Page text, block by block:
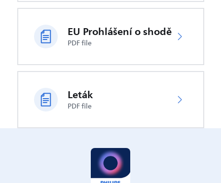
EU Prohlášení o shodě
PDF file
Leták
PDF file